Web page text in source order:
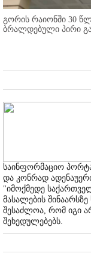
გორის რაიონში 30
ბრალდებული პირი
საინფორმაციო
და კონრად
"იმოქმედე
მასალების
შესაძლოა, რომ იგი
შეხედულებებს.